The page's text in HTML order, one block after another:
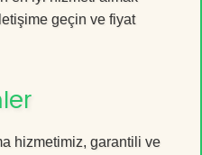
geçin ve fiyat
hizmetimiz, garantili ve